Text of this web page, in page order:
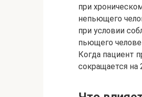
при
непьющего
при условии
пьющего
Когда пациент
сокращается на